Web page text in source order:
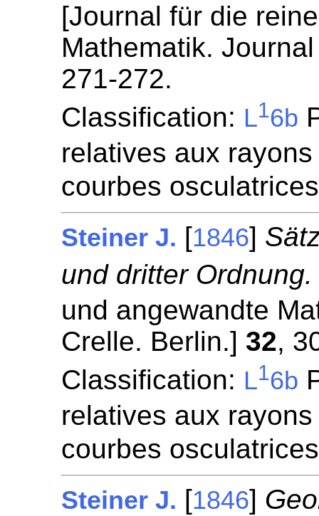
[Journal für die
Mathematik.
271-272.
Classification: L16b
relatives aux
courbes
Steiner J. [1846]
und dritter Ordnung.
und angewandte
Crelle. Berlin.] 32,
Classification: L16b
relatives aux
courbes
Steiner J. [1846]